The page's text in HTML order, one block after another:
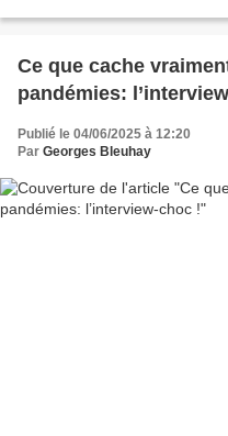
Ce que cache
pandémies:
Publié le 04/06/2025 à 12:20
Par Georges Bleuhay